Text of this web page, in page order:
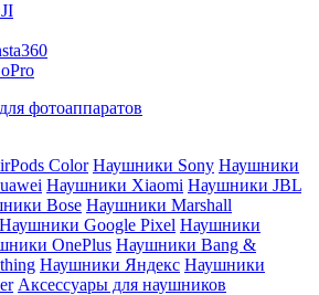
фотоаппаратов
Color Наушники Sony Наушники
Наушники Xiaomi Наушники JBL
Bose Наушники Marshall
Наушники Google Pixel Наушники
OnePlus Наушники Bang &
Наушники Яндекс Наушники
Аксессуары для наушников